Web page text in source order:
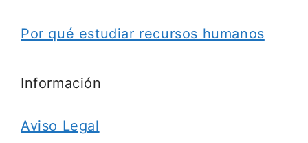
Por qué estudiar recursos humanos
Información
Aviso Legal